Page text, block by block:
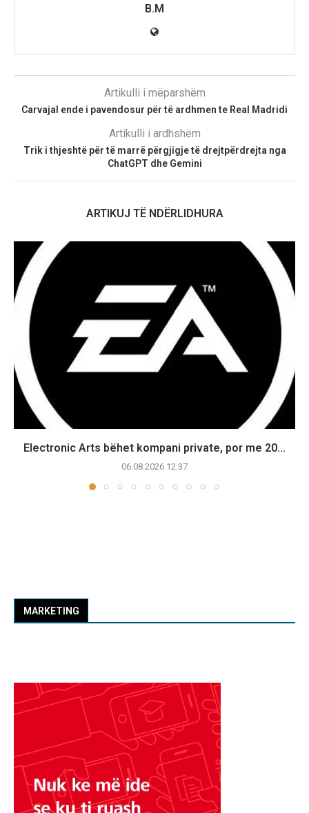
B.M
Artikulli i mëparshëm
Carvajal ende i pavendosur për të ardhmen te Real Madridi
Artikulli i ardhshëm
Trik i thjeshtë për të marrë përgjigje të drejtpërdrejta nga
ChatGPT dhe Gemini
ARTIKUJ TË NDËRLIDHURA
Electronic Arts bëhet kompani private, por me 20...
06.08.2026 12:37
MARKETING